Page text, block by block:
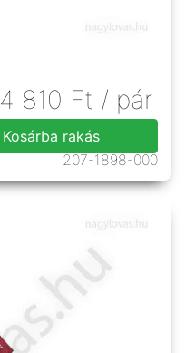
4 810 Ft / pár
Kosárba rakás
207-1898-000